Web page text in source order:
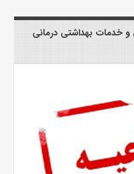
و خدمات بهداشتی درمانی